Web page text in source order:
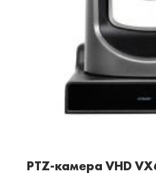
PTZ-камера VHD